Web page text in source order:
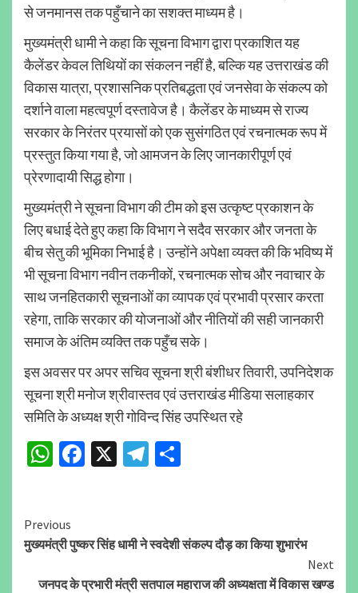
से जनमानस तक पहुँचाने का सशक्त माध्यम है।
मुख्यमंत्री धामी ने कहा कि सूचना विभाग द्वारा प्रकाशित यह
कैलेंडर केवल तिथियों का संकलन नहीं है, बल्कि यह उत्तराखंड की
विकास यात्रा, प्रशासनिक प्रतिबद्धता एवं जनसेवा के संकल्प को
दर्शाने वाला महत्वपूर्ण दस्तावेज है। कैलेंडर के माध्यम से राज्य
सरकार के निरंतर प्रयासों को एक सुसंगठित एवं रचनात्मक रूप में
प्रस्तुत किया गया है, जो आमजन के लिए जानकारीपूर्ण एवं
प्रेरणादायी सिद्ध होगा।
मुख्यमंत्री ने सूचना विभाग की टीम को इस उत्कृष्ट प्रकाशन के
लिए बधाई देते हुए कहा कि विभाग ने सदैव सरकार और जनता के
बीच सेतु की भूमिका निभाई है। उन्होंने अपेक्षा व्यक्त की कि भविष्य में
भी सूचना विभाग नवीन तकनीकों, रचनात्मक सोच और नवाचार के
साथ जनहितकारी सूचनाओं का व्यापक एवं प्रभावी प्रसार करता
रहेगा, ताकि सरकार की योजनाओं और नीतियों की सही जानकारी
समाज के अंतिम व्यक्ति तक पहुँच सके।
इस अवसर पर अपर सचिव सूचना श्री बंशीधर तिवारी, उपनिदेशक
सूचना श्री मनोज श्रीवास्तव एवं उत्तराखंड मीडिया सलाहकार
समिति के अध्यक्ष श्री गोविन्द सिंह उपस्थित रहे
WhatsApp
Facebook
X Telegram
Continue
Reading
Previous
मुख्यमंत्री पुष्कर सिंह धामी ने स्वदेशी संकल्प दौड़ का किया शुभारंभ
Next
जनपद के प्रभारी मंत्री सतपाल महाराज की अध्यक्षता में विकास खण्ड